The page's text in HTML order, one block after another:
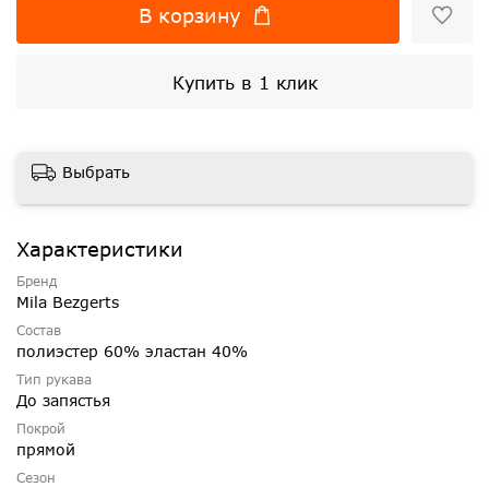
В корзину
Купить в 1 клик
Выбрать
Характеристики
Бренд
Mila Bezgerts
Состав
полиэстер 60% эластан 40%
Тип рукава
До запястья
Покрой
прямой
Сезон